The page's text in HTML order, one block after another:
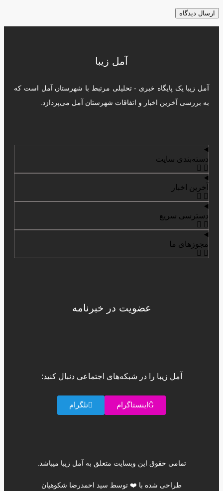
آمل زیبا
آمل زیبا یک پایگاه خبری - تحلیلی مرتبط با شهرستان آمل است که
به بررسی آخرین اخبار و اتفاقات شهرستان آمل می‌پردازد.
دسته‌بندی سایت
آخرین اخبار
دسترسی سریع
مجوزهای ما
عضویت در خبرنامه
آمل زیبا را در شبکه‌های اجتماعی دنبال کنید:
اینستاگرام تلگرام
تمامی حقوق این وبسایت متعلق به آمل زیبا میباشد.
طراحی شده با ❤️ توسط سید احمدرضا شکوهیان